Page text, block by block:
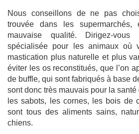
Nous conseillons de ne pas
trouvée dans les
mauvaise qualité. Dirigez-
spécialisée pour les animaux où
mastication plus naturelle et plus
éviter les os reconstitués, que l’on
de buffle, qui sont fabriqués à base
sont donc très mauvais pour la
les sabots, les cornes, les bois de
sont tous des aliments sains,
chiens.